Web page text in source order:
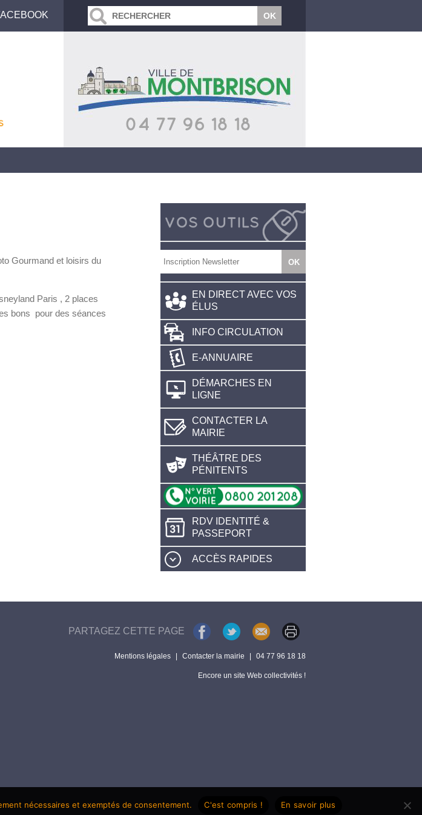
Gourmand et loisirs du
Paris , 2 places
bons pour des séances
EN DIRECT AVEC VOS
ÉLUS
INFO CIRCULATION
E-ANNUAIRE
DÉMARCHES EN
LIGNE
CONTACTER LA
MAIRIE
THÉÂTRE DES
PÉNITENTS
RDV IDENTITÉ &
PASSEPORT
ACCÈS RAPIDES
PARTAGEZ CETTE PAGE
Mentions légales Contacter la mairie 04 77 96 18 18
Encore un site Web collectivités !
nécessaires et exemptés de consentement. C'est compris ! En savoir plus